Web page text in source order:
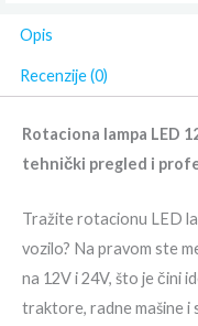
Opis
Recenzije (0)
Rotaciona lampa LED
tehnički pregled i
Tražite rotacionu LED
vozilo? Na pravom ste
na 12V i 24V, što je čini
traktore, radne mašine i